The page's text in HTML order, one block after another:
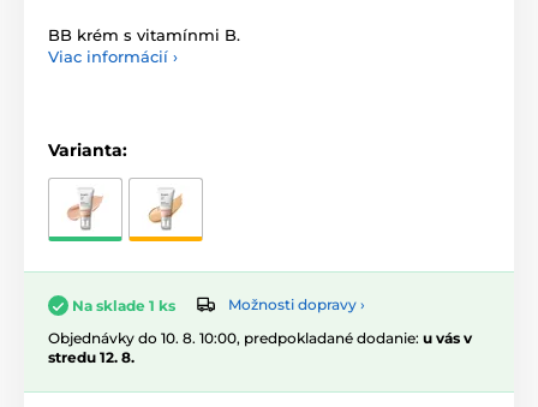
BB krém s vitamínmi B.
Viac informácií ›
Varianta:
Na sklade 1 ks
Možnosti dopravy ›
Objednávky do 10. 8. 10:00, predpokladané dodanie: u vás v
stredu 12. 8.